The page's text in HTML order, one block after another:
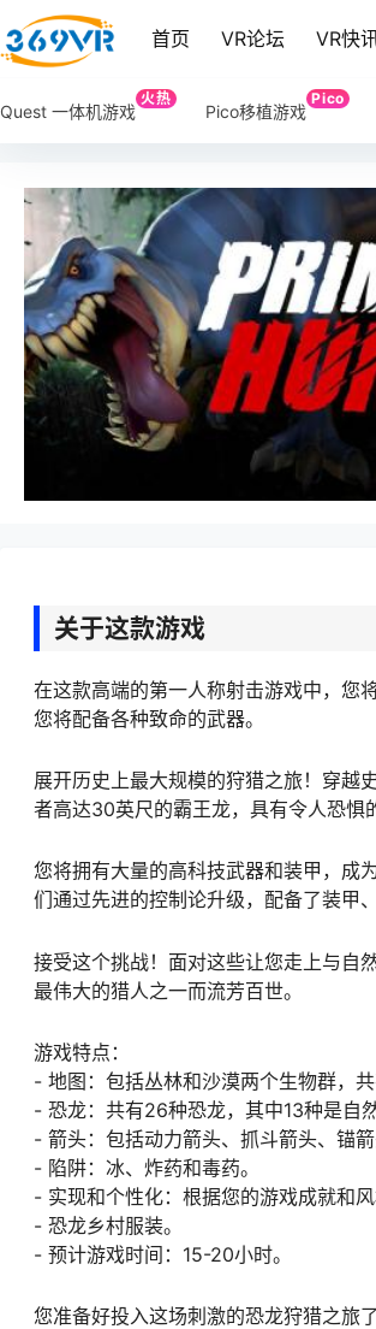
首页 VR论坛 VR快
Quest 一体机游戏
火热
Pico移植游戏
Pico
关于这款游戏
在这款高端的第一人称射击游戏中，您
您将配备各种致命的武器。
展开历史上最大规模的狩猎之旅！穿越
者高达30英尺的霸王龙，具有令人恐惧
您将拥有大量的高科技武器和装甲，成
们通过先进的控制论升级，配备了装甲
接受这个挑战！面对这些让您走上与自
最伟大的猎人之一而流芳百世。
游戏特点：
- 地图：包括丛林和沙漠两个生物群，共
- 恐龙：共有26种恐龙，其中13种是自
- 箭头：包括动力箭头、抓斗箭头、锚
- 陷阱：冰、炸药和毒药。
- 实现和个性化：根据您的游戏成就和
- 恐龙乡村服装。
- 预计游戏时间：15-20小时。
您准备好投入这场刺激的恐龙狩猎之旅了